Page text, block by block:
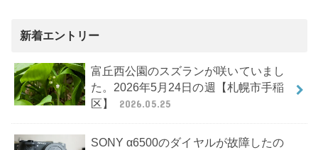
新着エントリー
富丘西公園のスズランが咲いていまし
た。2026年5月24日の週【札幌市手稲
区】
2026.05.25
SONY α6500のダイヤルが故障したの